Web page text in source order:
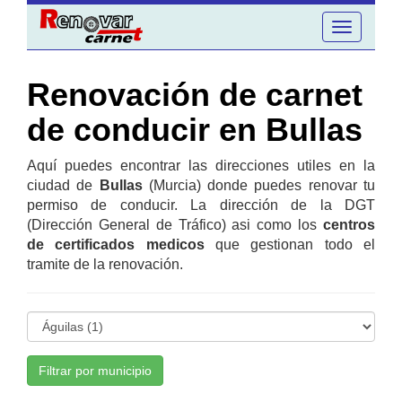
Toggle
navigation
Renovación de carnet
de conducir en Bullas
Aquí puedes encontrar las direcciones utiles en la
ciudad de
Bullas(Murcia) donde puedes renovar tu
permiso de conducir. La dirección de la DGT
(Dirección General de Tráfico) asi como los centros
de certificados medicosque gestionan todo el
tramite de la renovación.
Filtrar por municipio